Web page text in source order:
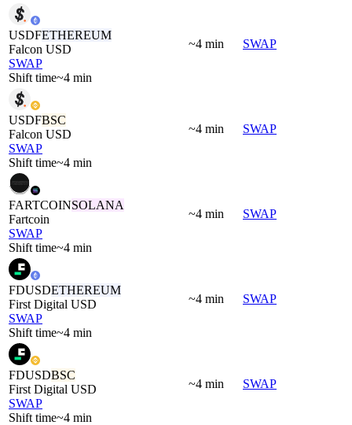
USDFETHEREUM
Falcon USD
SWAP
Shift time~4 min
~4 min SWAP
USDFBSC
Falcon USD
SWAP
Shift time~4 min
~4 min SWAP
FARTCOINSOLANA
Fartcoin
SWAP
Shift time~4 min
~4 min SWAP
FDUSDETHEREUM
First Digital USD
SWAP
Shift time~4 min
~4 min SWAP
FDUSDBSC
First Digital USD
SWAP
Shift time~4 min
~4 min SWAP